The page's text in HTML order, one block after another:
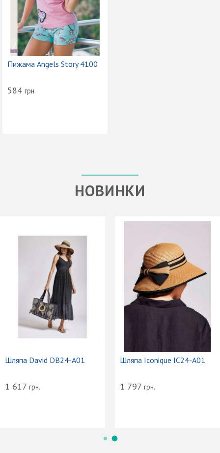
Пижама Angels Story 4100
584 грн.
НОВИНКИ
Шляпа David DB24-A01
1 617 грн.
Шляпа Iconique IC24-A01
1 797 грн.